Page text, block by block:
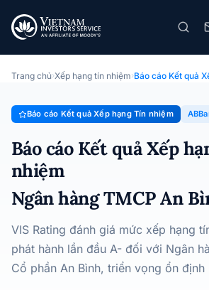
Báo cáo Kết quả Xếp hạng Tín nhiệm ·
· 21/10/2024
Trang chủ›Xếp hạng tín nhiệm›Báo cáo Kết quả
Báo cáo Kết quả Xếp hạng Tín nhiệm
Báo cáo Kết quả Xếp
nhiệm
Ngân hàng TMCP An
VIS Rating đánh giá mức xếp hạng
phát hành lần đầu A- đối với Ngân
Cổ phần An Bình, triển vọng ổn định